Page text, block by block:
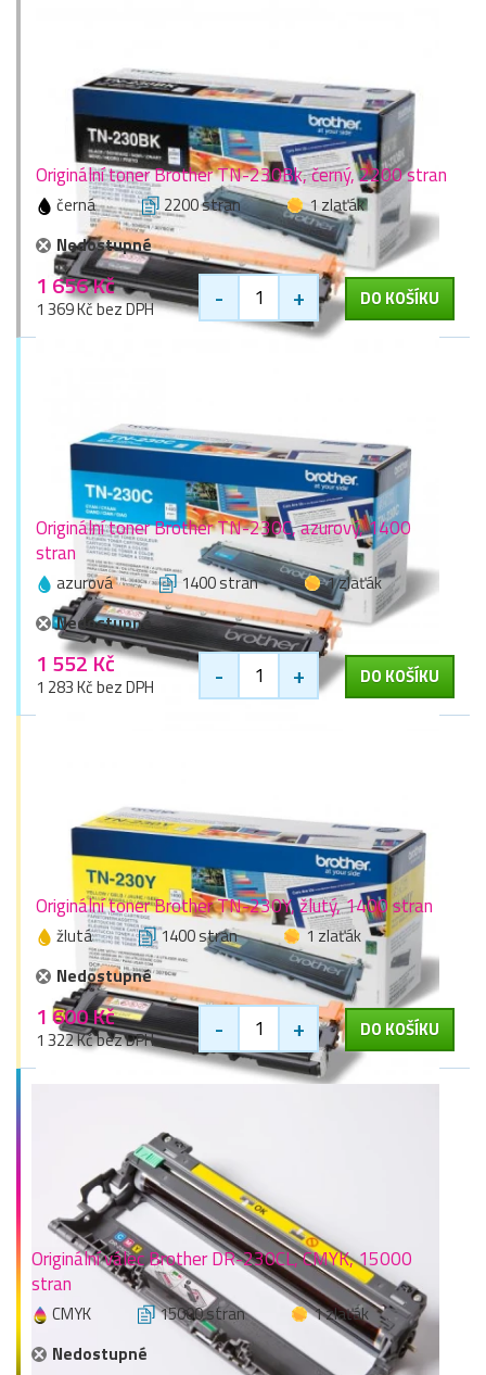
Originální toner Brother TN-230Bk, černý, 2200 stran
černá 2200 stran
1 zlaťák
Nedostupné
1 656 Kč
1 369 Kč bez DPH - + DO KOŠÍKU
Originální toner Brother TN-230C, azurový, 1400
stran
azurová 1400 stran
1 zlaťák
Nedostupné
1 552 Kč
1 283 Kč bez DPH - + DO KOŠÍKU
Originální toner Brother TN-230Y, žlutý, 1400 stran
žlutá 1400 stran
1 zlaťák
Nedostupné
1 600 Kč
1 322 Kč bez DPH - + DO KOŠÍKU
Originální válec Brother DR-230CL, CMYK, 15000
stran
CMYK 15000 stran
1 zlaťák
Nedostupné